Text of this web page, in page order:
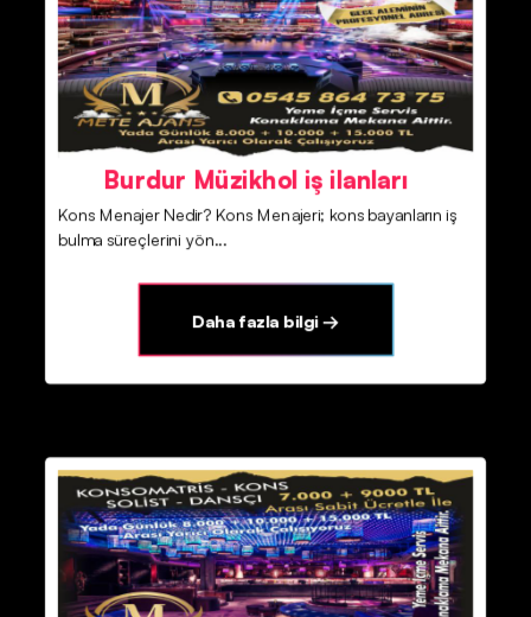
Burdur Müzikhol iş ilanları
Kons Menajer Nedir? Kons Menajeri; kons bayanların iş
bulma süreçlerini yön...
Daha fazla bilgi →